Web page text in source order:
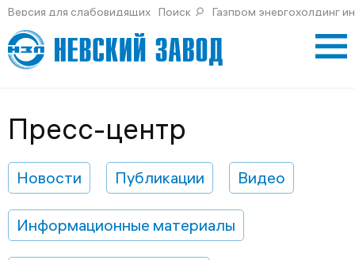
Версия для слабовидящих Поиск Газпром энергохолдинг
Пресс-центр
Новости Публикации Видео
Информационные материалы